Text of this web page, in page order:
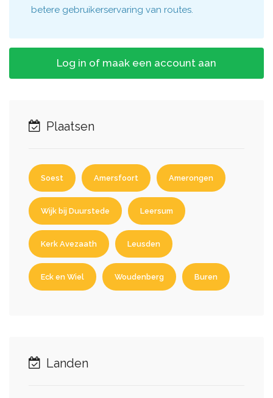
betere gebruikerservaring van routes.
Log in of maak een account aan
Plaatsen
Soest Amersfoort Amerongen
Wijk bij Duurstede Leersum
Kerk Avezaath Leusden
Eck en Wiel Woudenberg Buren
Landen